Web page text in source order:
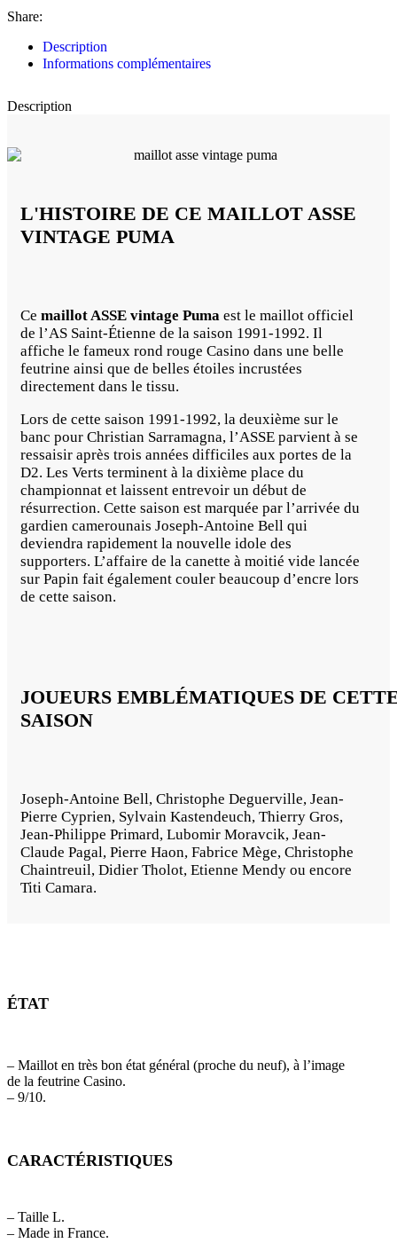
Share:
Description
Informations complémentaires
Description
L'HISTOIRE DE CE MAILLOT ASSE
VINTAGE PUMA
Ce maillot ASSE vintage Puma est le maillot officiel
de l’AS Saint-Étienne de la saison 1991-1992. Il
affiche le fameux rond rouge Casino dans une belle
feutrine ainsi que de belles étoiles incrustées
directement dans le tissu.
Lors de cette saison 1991-1992, la deuxième sur le
banc pour Christian Sarramagna, l’ASSE parvient à se
ressaisir après trois années difficiles aux portes de la
D2. Les Verts terminent à la dixième place du
championnat et laissent entrevoir un début de
résurrection. Cette saison est marquée par l’arrivée du
gardien camerounais Joseph-Antoine Bell qui
deviendra rapidement la nouvelle idole des
supporters. L’affaire de la canette à moitié vide lancée
sur Papin fait également couler beaucoup d’encre lors
de cette saison.
JOUEURS EMBLÉMATIQUES DE
SAISON
Joseph-Antoine Bell, Christophe Deguerville, Jean-
Pierre Cyprien, Sylvain Kastendeuch, Thierry Gros,
Jean-Philippe Primard, Lubomir Moravcik, Jean-
Claude Pagal, Pierre Haon, Fabrice Mège, Christophe
Chaintreuil, Didier Tholot, Etienne Mendy ou encore
Titi Camara.
ÉTAT
– Maillot en très bon état général (proche du neuf), à l’image
de la feutrine Casino.
– 9/10.
CARACTÉRISTIQUES
– Taille L.
– Made in France.